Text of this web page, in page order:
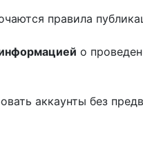
правила
о
аккаунты без